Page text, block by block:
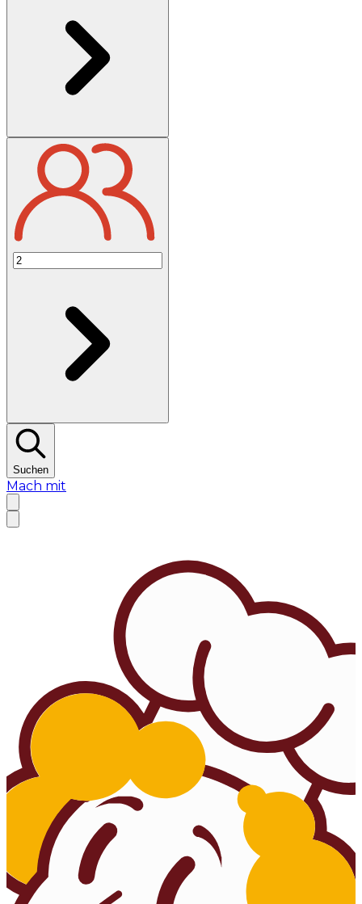
Suchen
Mach mit